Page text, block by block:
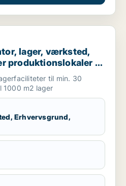
værksted, erhvervsgrund eller
lager, værksted,
produktionslokaler til
til min. 30
1000 m2 lager
Erhvervsgrund,